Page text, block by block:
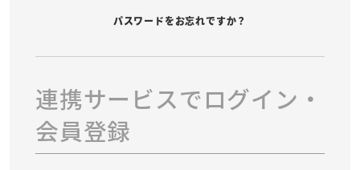
パスワードをお忘れですか？
連携サービスでログイン・
会員登録